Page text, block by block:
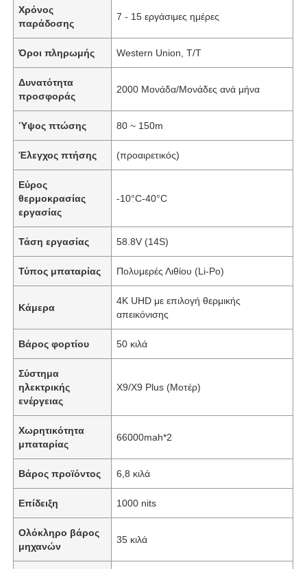
Χρόνος
παράδοσης
7 - 15 εργάσιμες ημέρες
Όροι πληρωμής Western Union, T/T
Δυνατότητα
προσφοράς
2000 Μονάδα/Μονάδες ανά μήνα
Ύψος πτώσης 80 ~ 150m
Έλεγχος πτήσης (προαιρετικός)
Εύρος
θερμοκρασίας
εργασίας
-10°C-40°C
Τάση εργασίας 58.8V (14S)
Τύπος μπαταρίας Πολυμερές Λιθίου (Li-Po)
Κάμερα
4K UHD με επιλογή θερμικής
απεικόνισης
Βάρος φορτίου 50 κιλά
Σύστημα
ηλεκτρικής
ενέργειας
X9/X9 Plus (Μοτέρ)
Χωρητικότητα
μπαταρίας
66000mah*2
Βάρος προϊόντος 6,8 κιλά
Επίδειξη 1000 nits
Ολόκληρο βάρος
μηχανών
35 κιλά